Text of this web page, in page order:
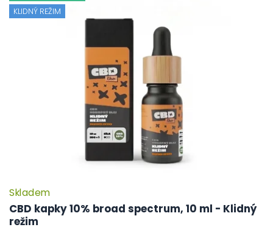
KLIDNÝ REŽIM
CBD kapky 10% broad spectrum, 10 ml - Klidný
režim
Skladem